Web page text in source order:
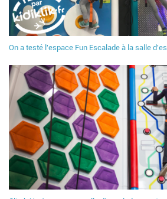
On a testé l'espace Fun Escalade à la salle